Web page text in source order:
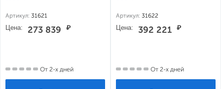
Артикул: 31621
Цена: 273 839 ₽
От 2-х дней
Артикул: 31622
Цена: 392 221 ₽
От 2-х дней